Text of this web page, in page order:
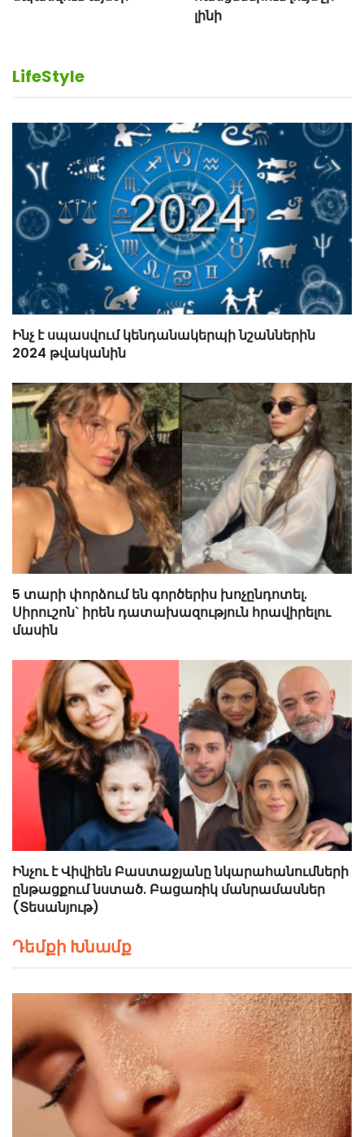
թանկանալ
LifeStyle
Ինչ է սպասվում կենդանակերպի նշաններին
2024 թվականին
5 տարի փորձում են գործերիս խոչընդոտել.
Սիրուշոն` իրեն դատախազություն հրավիրելու
մասին
Ինչու է Վիվիեն Բաստաջյանը նկարահանումների
ընթացքում նստած. Բացառիկ մանրամասներ
(Տեսանյութ)
Դեմքի Խնամք